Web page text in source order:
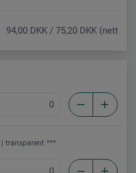
94,00 DKK / 75,20 DKK (netto)
transparent ***